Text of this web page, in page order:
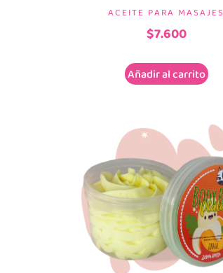
ACEITE PARA MASAJES
$7.600
Añadir al carrito